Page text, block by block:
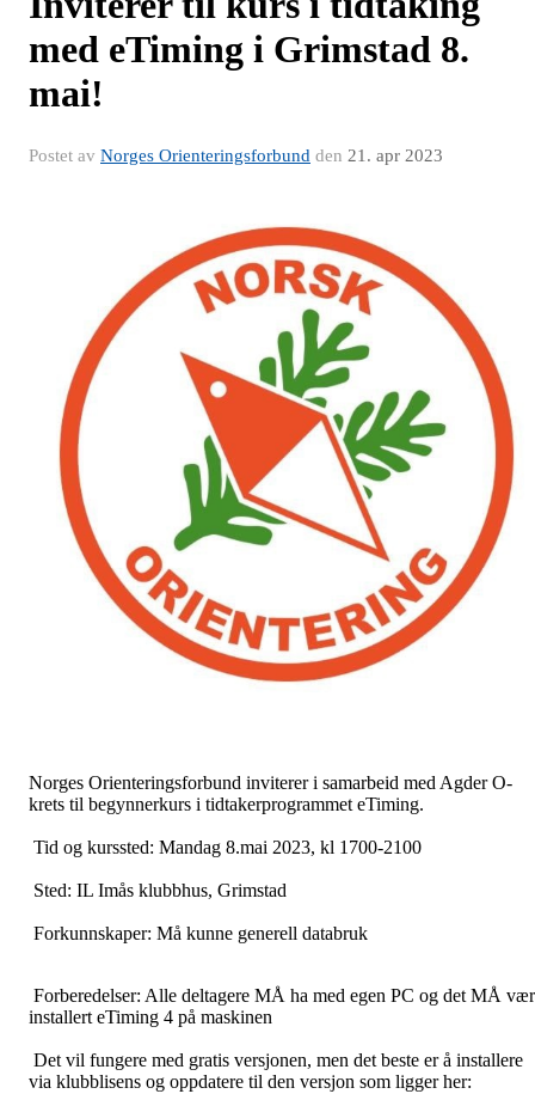
med eTiming i Grimstad 8.
mai!
Postet av Norges Orienteringsforbund den 21. apr 2023
Norges Orienteringsforbund inviterer i samarbeid med Agder O-
krets til begynnerkurs i tidtakerprogrammet eTiming.
Tid og kurssted: Mandag 8.mai 2023, kl 1700-2100
Sted: IL Imås klubbhus, Grimstad
Forkunnskaper: Må kunne generell databruk
Forberedelser: Alle deltagere MÅ ha med egen PC og det MÅ
installert eTiming 4 på maskinen
Det vil fungere med gratis versjonen, men det beste er å installere
via klubblisens og oppdatere til den versjon som ligger her: